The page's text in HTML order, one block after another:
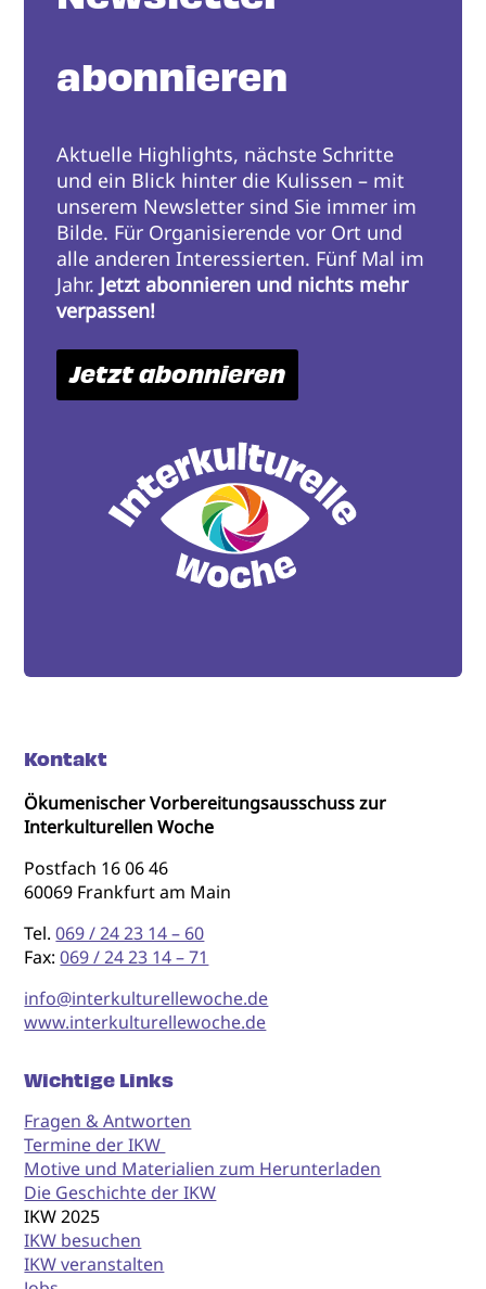
abonnieren
Aktuelle Highlights, nächste Schritte
und ein Blick hinter die Kulissen – mit
unserem Newsletter sind Sie immer im
Bilde. Für Organisierende vor Ort und
alle anderen Interessierten. Fünf Mal im
Jahr. Jetzt abonnieren und nichts mehr
verpassen!
Jetzt abonnieren
Kontakt
Ökumenischer Vorbereitungsausschuss zur
Interkulturellen Woche
Postfach 16 06 46
60069 Frankfurt am Main
Tel.069 / 24 23 14 – 60
Fax:069 / 24 23 14 – 71
info@interkulturellewoche.de
www.interkulturellewoche.de
Wichtige Links
Fragen & Antworten
Termine der IKW
Motive und Materialien zum Herunterladen
Die Geschichte der IKW
IKW 2025
IKW besuchen
IKW veranstalten